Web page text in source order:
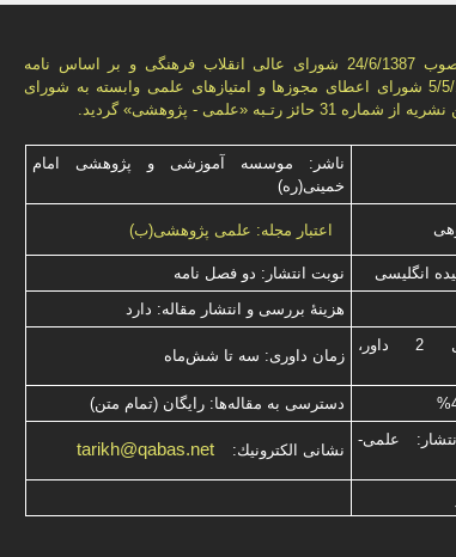
به استناد ماده واحده مصوب 24/6/1387 شورای عالی انقلاب فرهنگی و بر اساس نامه
شماره 3776 مورخ 5/5/1393 شورای اعطای مجوزها و امتيازهای علمی وابسته به شورای
رتـبه «علمی - پژوهشی» گرديد.
ناشر: موسسه آموزشی و پژوهشی امام
خمینی(ره)
اعتبار مجله: علمی پژوهشی(ب)
انگلیسی
نوبت انتشار: دو فصل نامه
هزینۀ بررسی و انتشار مقاله: دارد
نوع داوری: حداقل 2 داور،
زمان داوری: سه تا شش‌ماه
دسترسی به مقاله‌ها: رایگان (تمام متن)
علمی-
نشانی الكترونیك: tarikh@qabas.net